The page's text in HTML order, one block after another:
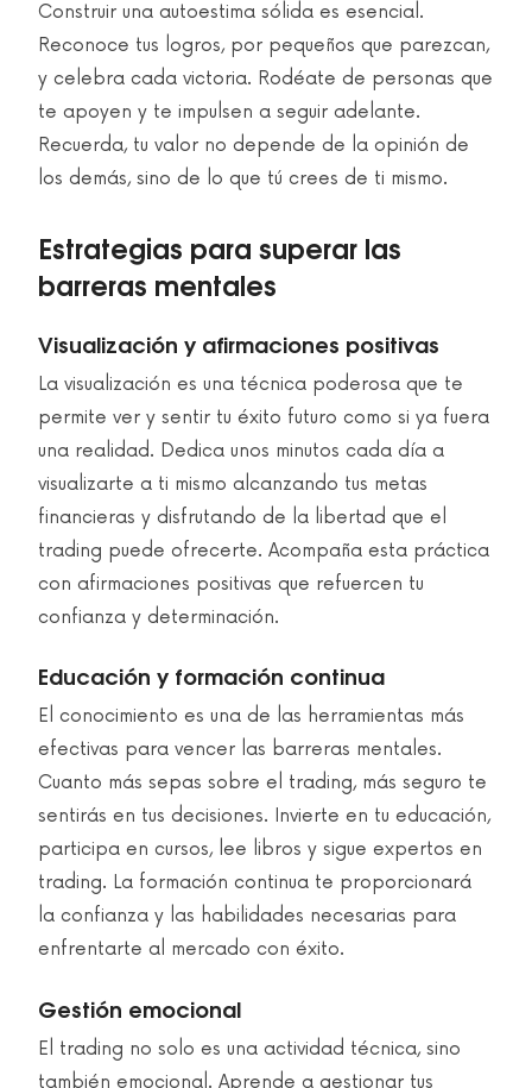
Construir una autoestima sólida es esencial.
Reconoce tus logros, por pequeños que parezcan,
y celebra cada victoria. Rodéate de personas que
te apoyen y te impulsen a seguir adelante.
Recuerda, tu valor no depende de la opinión de
los demás, sino de lo que tú crees de ti mismo.
Estrategias para superar las
barreras mentales
Visualización y afirmaciones positivas
La visualización es una técnica poderosa que te
permite ver y sentir tu éxito futuro como si ya fuera
una realidad. Dedica unos minutos cada día a
visualizarte a ti mismo alcanzando tus metas
financieras y disfrutando de la libertad que el
trading puede ofrecerte. Acompaña esta práctica
con afirmaciones positivas que refuercen tu
confianza y determinación.
Educación y formación continua
El conocimiento es una de las herramientas más
efectivas para vencer las barreras mentales.
Cuanto más sepas sobre el trading, más seguro te
sentirás en tus decisiones. Invierte en tu educación,
participa en cursos, lee libros y sigue expertos en
trading. La formación continua te proporcionará
la confianza y las habilidades necesarias para
enfrentarte al mercado con éxito.
Gestión emocional
El trading no solo es una actividad técnica, sino
también emocional. Aprende a gestionar tus